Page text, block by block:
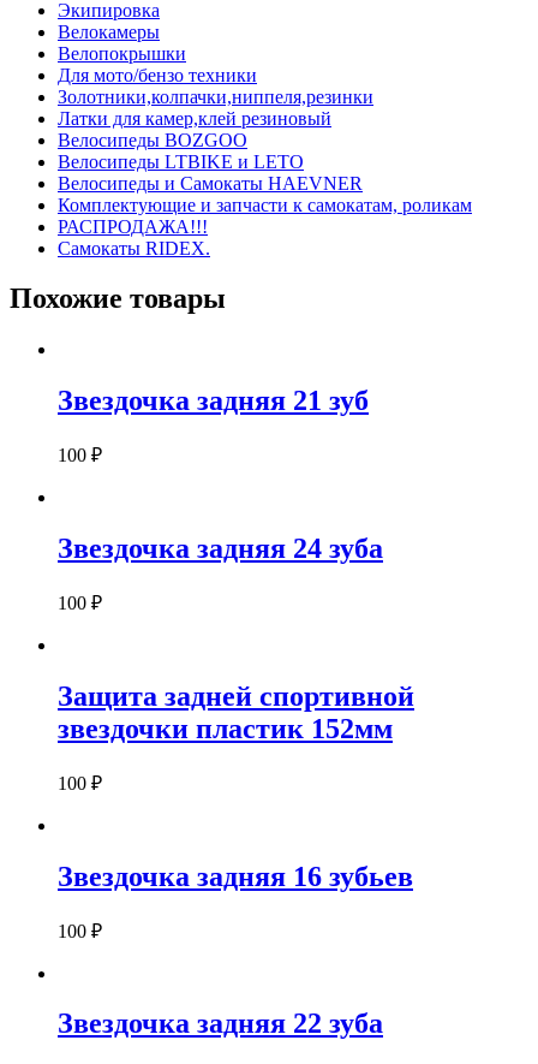
Экипировка
Велокамеры
Велопокрышки
Для мото/бензо техники
Золотники,колпачки,ниппеля,резинки
Латки для камер,клей резиновый
Велосипеды BOZGOO
Велосипеды LTBIKE и LETO
Велосипеды и Самокаты HAEVNER
Комплектующие и запчасти к самокатам, роликам
РАСПРОДАЖА!!!
Самокаты RIDEX.
Похожие товары
Звездочка задняя 21 зуб
100 ₽
Звездочка задняя 24 зуба
100 ₽
Защита задней спортивной
звездочки пластик 152мм
100 ₽
Звездочка задняя 16 зубьев
100 ₽
Звездочка задняя 22 зуба